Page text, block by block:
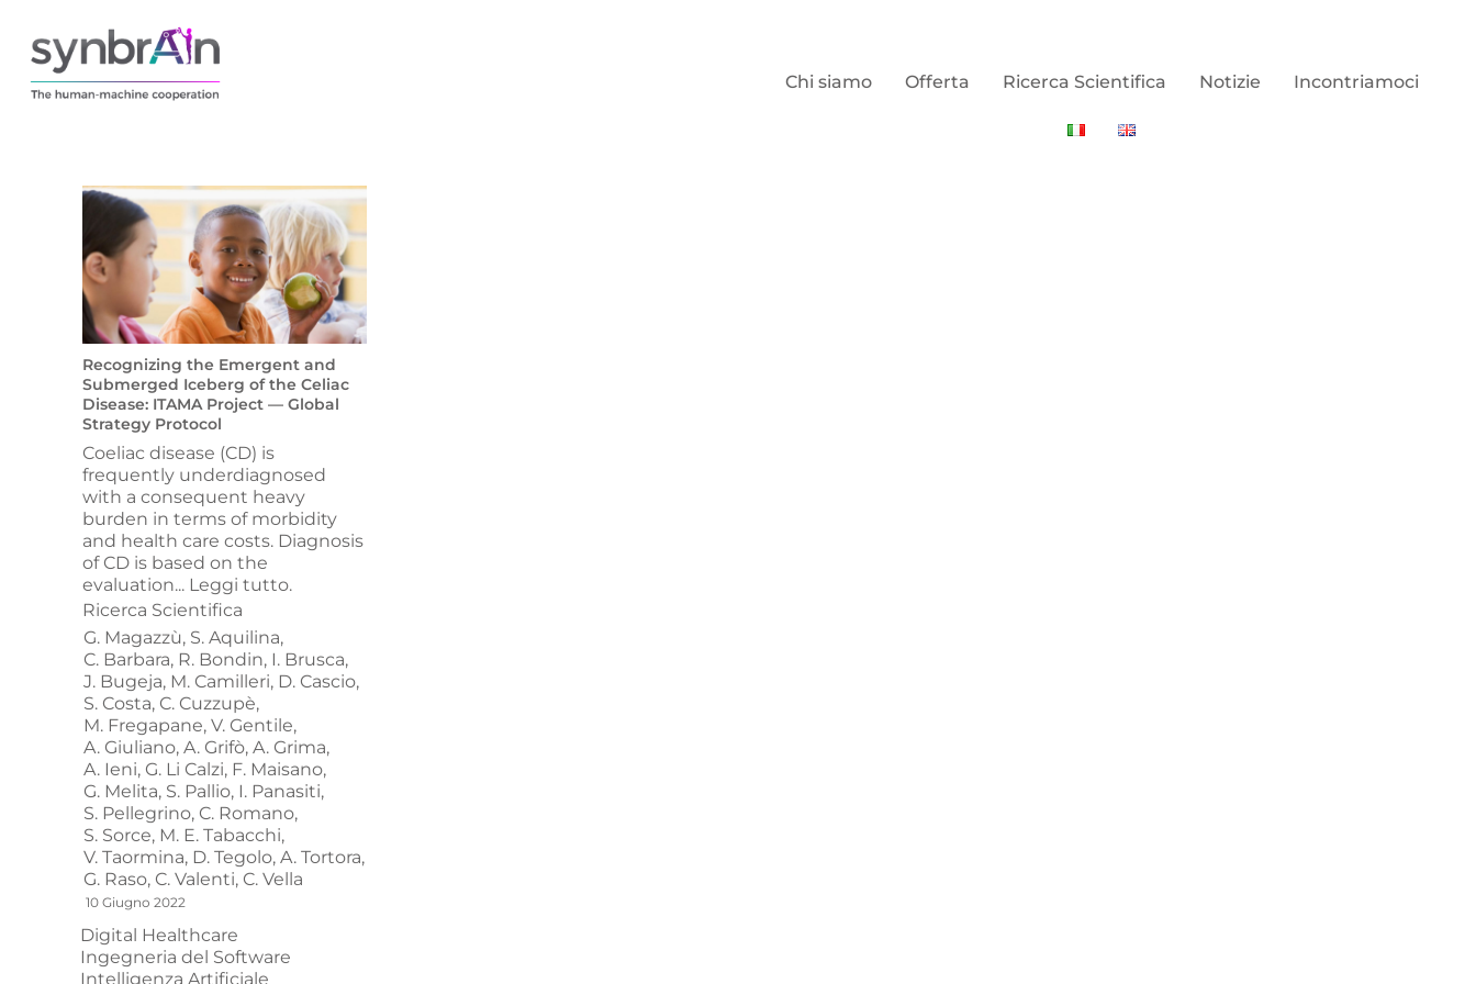
Chi siamo Offerta Ricerca Scientifica Notizie Incontriamoci
Recognizing the Emergent and
Submerged Iceberg of the Celiac
Disease: ITAMA Project — Global
Strategy Protocol
Coeliac disease (CD) is
frequently underdiagnosed
with a consequent heavy
burden in terms of morbidity
and health care costs. Diagnosis
of CD is based on the
evaluation... Leggi tutto.
Ricerca Scientifica
G. Magazzù, S. Aquilina,
C. Barbara, R. Bondin, I. Brusca,
J. Bugeja, M. Camilleri, D. Cascio,
S. Costa, C. Cuzzupè,
M. Fregapane, V. Gentile,
A. Giuliano, A. Grifò, A. Grima,
A. Ieni, G. Li Calzi, F. Maisano,
G. Melita, S. Pallio, I. Panasiti,
S. Pellegrino, C. Romano,
S. Sorce, M. E. Tabacchi,
V. Taormina, D. Tegolo, A. Tortora,
G. Raso, C. Valenti, C. Vella
10 Giugno 2022
Digital Healthcare
Ingegneria del Software
Intelligenza Artificiale